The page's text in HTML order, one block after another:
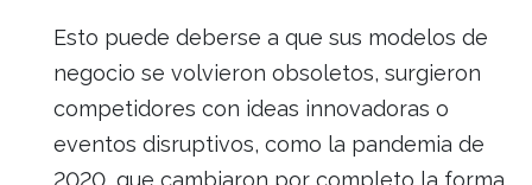
Esto puede deberse a que sus modelos de
negocio se volvieron obsoletos, surgieron
competidores con ideas innovadoras o
eventos disruptivos, como la pandemia de